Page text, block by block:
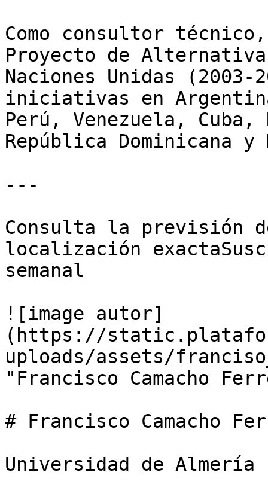
Como consultor
Proyecto de
Naciones Unidas
iniciativas en
Perú, Venezuela, Cuba,
República Dominicana y
---
Consulta la previsión
localización
semanal
![image autor]
(https://
uploads/assets/
"Francisco Camacho
# Francisco Camacho
Universidad de Almería